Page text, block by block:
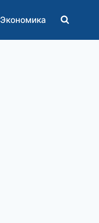
Экономика